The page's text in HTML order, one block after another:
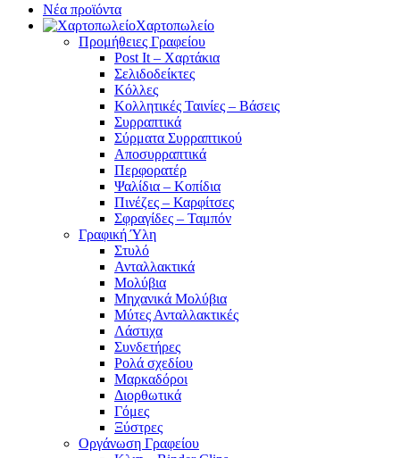
Νέα προϊόντα
Χαρτοπωλείο
Προμήθειες Γραφείου
Post It – Χαρτάκια
Σελιδοδείκτες
Κόλλες
Κολλητικές Ταινίες – Βάσεις
Συρραπτικά
Σύρματα Συρραπτικού
Αποσυρραπτικά
Περφορατέρ
Ψαλίδια – Κοπίδια
Πινέζες – Καρφίτσες
Σφραγίδες – Ταμπόν
Γραφική Ύλη
Στυλό
Ανταλλακτικά
Μολύβια
Μηχανικά Μολύβια
Μύτες Ανταλλακτικές
Λάστιχα
Συνδετήρες
Ρολά σχεδίου
Μαρκαδόροι
Διορθωτικά
Γόμες
Ξύστρες
Οργάνωση Γραφείου